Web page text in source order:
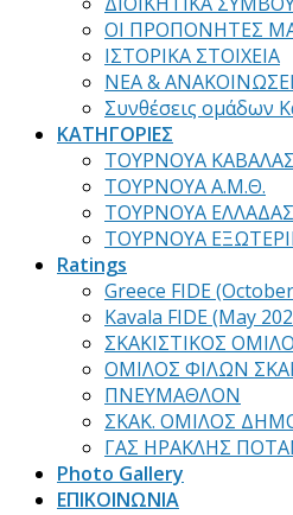
ΟΙ ΠΡΟΠΟΝΗΤΕΣ
ΙΣΤΟΡΙΚΑ ΣΤΟΙΧΕΙΑ
ΝΕΑ &
Συνθέσεις ομάδων
ΚΑΤΗΓΟΡΙΕΣ
ΤΟΥΡΝΟΥΑ ΚΑΒΑΛΑΣ
ΤΟΥΡΝΟΥΑ Α.Μ.Θ.
ΤΟΥΡΝΟΥΑ ΕΛΛΑΔΑΣ
ΤΟΥΡΝΟΥΑ
Ratings
Greece FIDE
Kavala FIDE (May
ΣΚΑΚΙΣΤΙΚΟΣ
ΟΜΙΛΟΣ ΦΙΛΩΝ
ΠΝΕΥΜΑΘΛΟΝ
ΣΚΑΚ. ΟΜΙΛΟΣ
ΓΑΣ ΗΡΑΚΛΗΣ
Photo Gallery
ΕΠΙΚΟΙΝΩΝΙΑ